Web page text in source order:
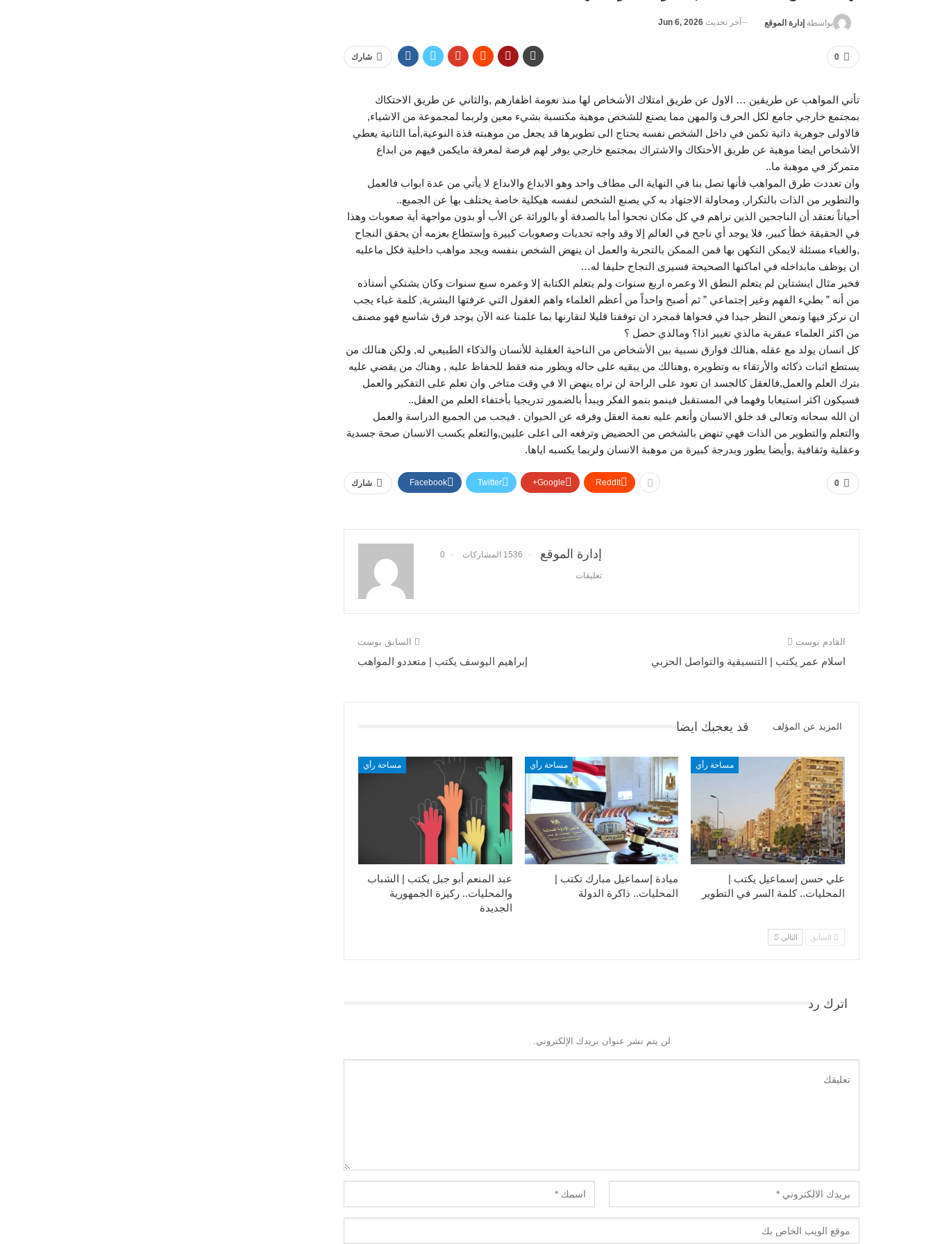
بواسطة إدارة الموقع آخر تحديث Jun 6, 2026
0 شارك
تأتي المواهب عن طريقين … الاول عن طريق امتلاك الأشخاص لها منذ نعومة اظفارهم ,والثاني عن طريق الاحتكاك
بمجتمع خارجي جامع لكل الحرف والمهن مما يصنع للشخص موهبة مكتسبة بشيء معين ولربما لمجموعة من الاشياء,
فالاولى جوهرية ذاتية تكمن في داخل الشخص نفسه يحتاج الى تطويرها قد يجعل من موهبته فذة النوعية,أما الثانية يعطي
الأشخاص ايضا موهبة عن طريق الأحتكاك والاشتراك بمجتمع خارجي يوفر لهم فرصة لمعرفة مايكمن فيهم من ابداع
متمركز في موهبة ما..
وان تعددت طرق المواهب فأنها تصل بنا في النهاية الى مطاف واحد وهو الابداع والابداع لا يأتي من عدة ابواب فالعمل
والتطوير من الذات بالتكرار, ومحاولة الاجتهاد به كي يصنع الشخص لنفسه هيكلية خاصة يختلف بها عن الجميع..
أحياناً نعتقد أن الناجحين الذين نراهم في كل مكان نجحوا أما بالصدفة أو بالوراثة عن الأب أو بدون مواجهة أية صعوبات وهذا
في الحقيقة خطأ كبير، فلا يوجد أي ناجح في العالم إلا وقد واجه تحديات وصعوبات كبيرة وإستطاع بعزمه أن يحقق النجاح
,والغباء مسئلة لايمكن التكهن بها فمن الممكن بالتجربة والعمل ان ينهض الشخص بنفسه ويجد مواهب داخلية فكل ماعليه
ان يوظف مابداخله في اماكنها الصحيحة فسيرى النجاح حليفا له…
فخير مثال اينشتاين لم يتعلم النطق الا وعمره اربع سنوات ولم يتعلم الكتابة إلا وعمره سبع سنوات وكان يشتكي أستاذه
من أنه ” بطيء الفهم وغير إجتماعي ” ثم أصبح واحداً من أعظم العلماء واهم العقول التي عرفتها البشرية, كلمة غباء يجب
ان نركز فيها ونمعن النظر جيدا في فحواها فمجرد ان توقفنا قليلا لنقارنها بما علمنا عنه الآن يوجد فرق شاسع فهو مصنف
من اكثر العلماء عبقرية مالذي تغيير اذا؟ ومالذي حصل ؟
كل انسان يولد مع عقله ,هنالك فوارق نسبية بين الأشخاص من الناحية العقلية للأنسان والذكاء الطبيعي له, ولكن هنالك من
يستطع اثبات ذكائه والأرتقاء به وتطويره ,وهنالك من يبقيه على حاله ويطور منه فقط للحفاظ عليه , وهناك من يقضي عليه
بترك العلم والعمل,فالعقل كالجسد ان تعود على الراحة لن تراه ينهض الا في وقت متاخر, وان تعلم على التفكير والعمل
فسيكون اكثر استيعابا وفهما في المستقبل فينمو بنمو الفكر ويبدأ بالضمور تدريجيا بأختفاء العلم من العقل..
ان الله سحانه وتعالى قد خلق الانسان وأنعم عليه نعمة العقل وفرقه عن الحيوان . فيجب من الجميع الدراسة والعمل
والتعلم والتطوير من الذات فهي تنهض بالشخص من الحضيض وترفعه الى اعلى عليين,والتعلم يكسب الانسان صحة جسدية
وعقلية وثقافية ,وأيضا يطور وبدرجة كبيرة من موهبة الانسان ولربما يكسبه اياها.
0 شارك Facebook Twitter Google+ ReddIt
إدارة الموقع 1536 المشاركات 0
تعليقات
السابق بوست
إبراهيم اليوسف يكتب | متعددو المواهب
القادم بوست
اسلام عمر يكتب | التنسيقية والتواصل الحزبي
قد يعجبك ايضا المزيد عن المؤلف
مساحة رأي
عبد المنعم أبو جبل يكتب | الشباب
والمحليات.. ركيزة الجمهورية
الجديدة
مساحة رأي
ميادة إسماعيل مبارك تكتب |
المحليات.. ذاكرة الدولة
مساحة رأي
علي حسن إسماعيل يكتب |
المحليات.. كلمة السر في التطوير​
السابق التالي
اترك رد
لن يتم نشر عنوان بريدك الإلكتروني.